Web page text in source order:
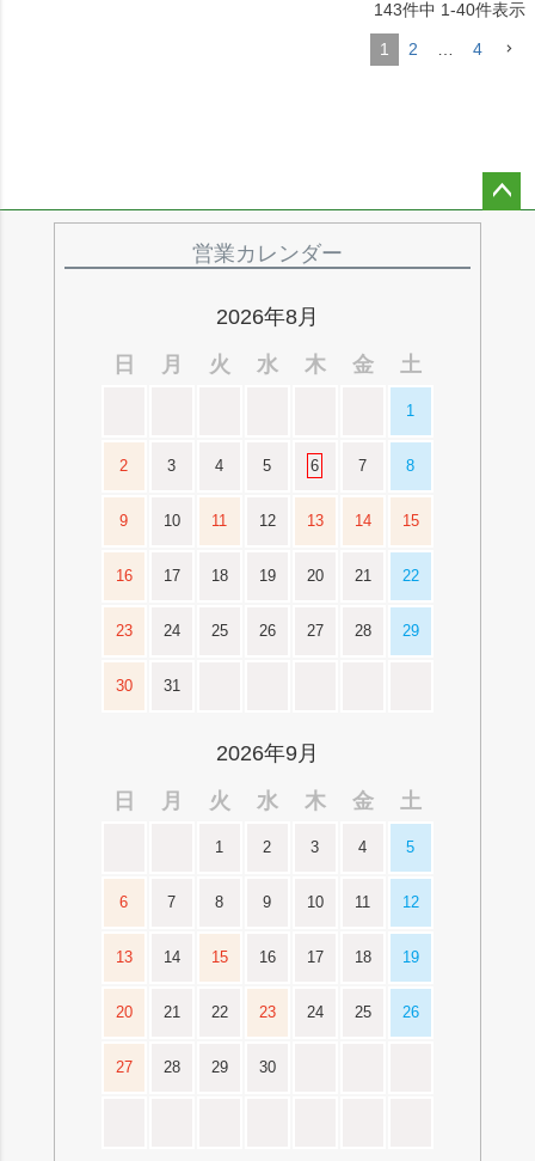
143件中 1-40件表示
1 2 4
営業カレンダー
2026年8月
日
月 火 水 木 金 土
1
2 3 4 5 6 7 8
9 10 11 12 13 14 15
16 17 18 19 20 21 22
23 24 25 26 27 28 29
30 31
2026年9月
日
月 火 水 木 金 土
1 2 3 4 5
6 7 8 9 10 11 12
13 14 15 16 17 18 19
20 21 22 23 24 25 26
27 28 29 30